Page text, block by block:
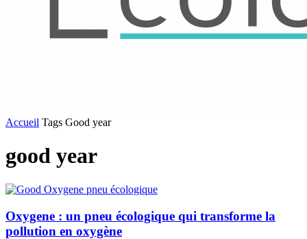
Accueil Tags Good year
good year
Oxygene : un pneu écologique qui transforme la
pollution en oxygène